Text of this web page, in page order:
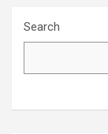
Search